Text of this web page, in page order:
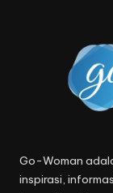
Go-Woman
inspirasi,